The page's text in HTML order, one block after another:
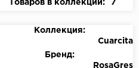
Товаров в коллекции: 7
Коллекция:
Cuarcita
Бренд:
RosaGres